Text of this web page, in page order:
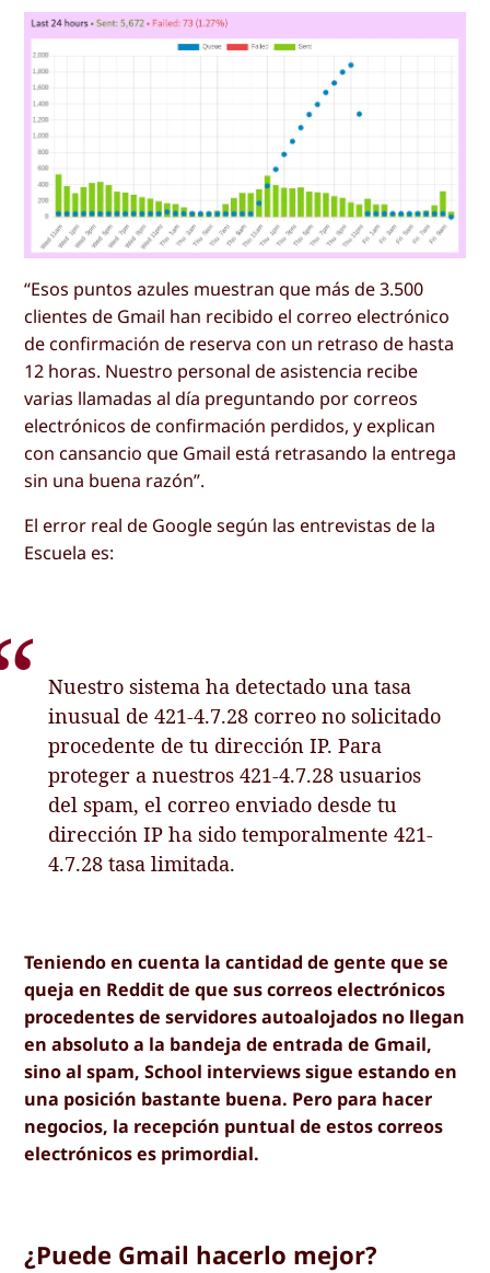
“Esos puntos azules muestran que más de 3.500
clientes de Gmail han recibido el correo electrónico
de confirmación de reserva con un retraso de hasta
12 horas. Nuestro personal de asistencia recibe
varias llamadas al día preguntando por correos
electrónicos de confirmación perdidos, y explican
con cansancio que Gmail está retrasando la entrega
sin una buena razón”.
El error real de Google según las entrevistas de la
Escuela es:
Nuestro sistema ha detectado una tasa
inusual de 421-4.7.28 correo no solicitado
procedente de tu dirección IP. Para
proteger a nuestros 421-4.7.28 usuarios
del spam, el correo enviado desde tu
dirección IP ha sido temporalmente 421-
4.7.28 tasa limitada.
Teniendo en cuenta la cantidad de gente que se
queja en Reddit de que sus correos electrónicos
procedentes de servidores autoalojados no llegan
en absoluto a la bandeja de entrada de Gmail,
sino al spam, School interviews sigue estando en
una posición bastante buena. Pero para hacer
negocios, la recepción puntual de estos correos
electrónicos es primordial.
¿Puede Gmail hacerlo mejor?